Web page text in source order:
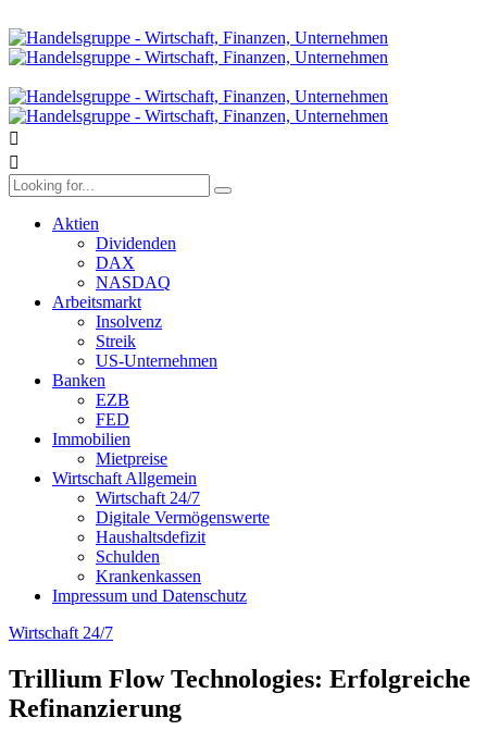
Aktien
Dividenden
DAX
NASDAQ
Arbeitsmarkt
Insolvenz
Streik
US-Unternehmen
Banken
EZB
FED
Immobilien
Mietpreise
Wirtschaft Allgemein
Wirtschaft 24/7
Digitale Vermögenswerte
Haushaltsdefizit
Schulden
Krankenkassen
Impressum und Datenschutz
Wirtschaft 24/7
Trillium Flow Technologies: Erfolgreiche
Refinanzierung